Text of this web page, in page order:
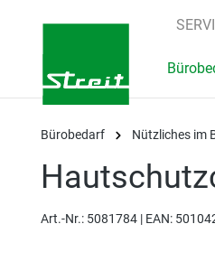
Zur Hauptnavigation
Bürobedarf Nützliches im
Art.-Nr.: 5081784 | EAN: